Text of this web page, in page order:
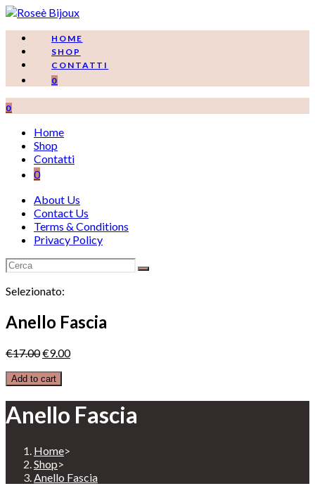
Salta
contenutoHOME
SHOP
CONTATTI
0
0
Home
Shop
Contatti
0
About Us
Contact Us
Terms & Conditions
Privacy Policy
Selezionato:
Anello Fascia
€17.00€9.00
Add to cart
Anello Fascia
Home>
Shop>
Anello Fascia